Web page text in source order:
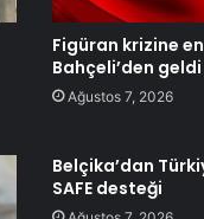
Figüran krizine
Bahçeli’den geldi
Ağustos 7, 2026
Belçika’dan
SAFE desteği